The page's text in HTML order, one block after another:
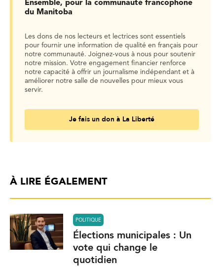
Ensemble, pour la communauté francophone
du Manitoba
Les dons de nos lecteurs et lectrices sont essentiels
pour fournir une information de qualité en français pour
notre communauté. Joignez-vous à nous pour soutenir
notre mission. Votre engagement financier renforce
notre capacité à offrir un journalisme indépendant et à
améliorer notre salle de nouvelles pour mieux vous
servir.
Je fais un don à La Liberté
À LIRE ÉGALEMENT
POLITIQUE
Élections municipales : Un
vote qui change le
quotidien